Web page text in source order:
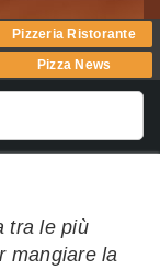
Pizzeria Ristorante
Pizza News
tra le più
mangiare la